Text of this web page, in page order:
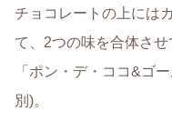
チョコレートの上には
て、2つの味を合体させ
「ポン・デ・ココ&ゴ
別)。